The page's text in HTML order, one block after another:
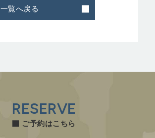
一覧へ戻る
RESERVE
ご予約はこちら